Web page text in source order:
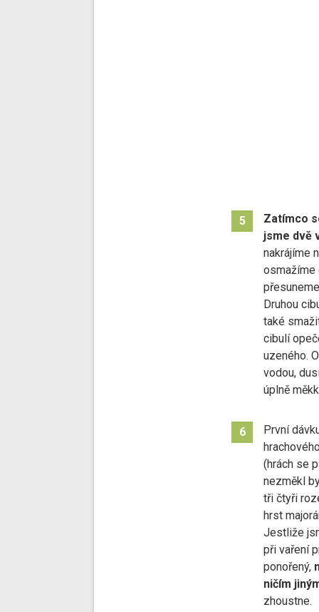
5
Zatímco
jsme dvě
nakrájíme
osmažíme
Druhou
také
cibulí
uzeného.
vodou,
úplně
6
První
(hrách se
nezměkl
tři čtyři
hrst
Jestliže
při vaření
ponořený,
ničím
zhoustne.